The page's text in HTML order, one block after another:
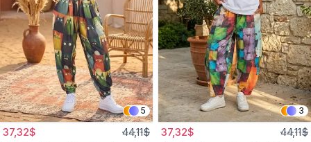
5
37,32$ 44,11$
3
37,32$ 44,11$